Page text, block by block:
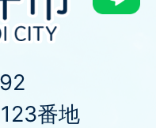
番地